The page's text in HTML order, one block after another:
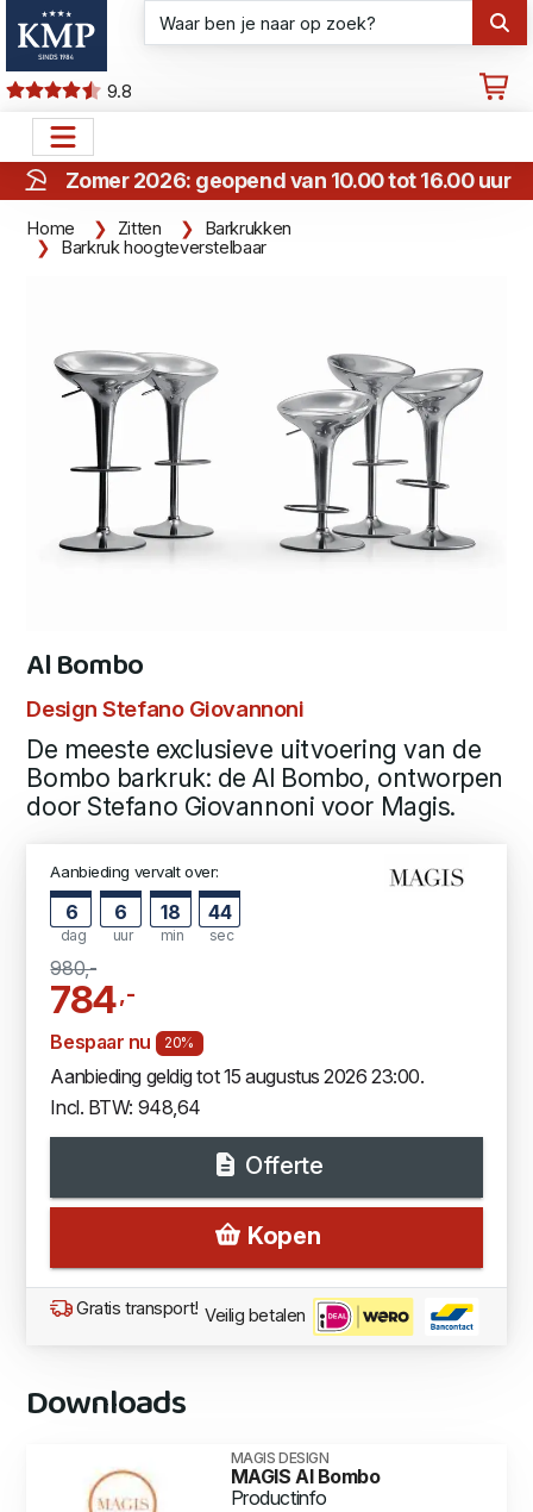
9.8
Zomer 2026: geopend van 10.00 tot 16.00 uur
Home Zitten
Barkrukken
Barkruk hoogteverstelbaar
Al Bombo
Design Stefano Giovannoni
De meeste exclusieve uitvoering van de
Bombo barkruk: de Al Bombo, ontworpen
door Stefano Giovannoni voor Magis.
Aanbieding vervalt over:
6
dag
6
uur
18
min
44
sec
980,-
784 ,-
Bespaar nu 20%
Aanbieding geldig tot 15 augustus 2026 23:00.
Incl. BTW: 948,64
Offerte
Kopen
Gratis transport! Veilig betalen
Downloads
MAGIS DESIGN
MAGIS Al Bombo
Productinfo